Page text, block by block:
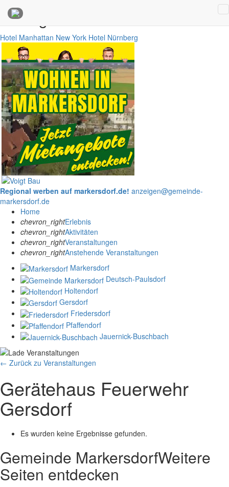
Anzeigen
Hotel Manhattan New York Hotel Nürnberg
Regional werben auf markersdorf.de! anzeigen@gemeinde-
markersdorf.de
Home
chevron_rightErlebnis
chevron_rightAktivitäten
chevron_rightVeranstaltungen
chevron_rightAnstehende Veranstaltungen
Markersdorf
Deutsch-Paulsdorf
Holtendorf
Gersdorf
Friedersdorf
Pfaffendorf
Jauernick-Buschbach
← Zurück zu Veranstaltungen
Gerätehaus Feuerwehr
Gersdorf
Es wurden keine Ergebnisse gefunden.
Gemeinde MarkersdorfWeitere
Seiten entdecken